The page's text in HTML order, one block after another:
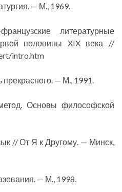
— М., 1969.
литературные
половины XIX века //
intro.htm
прекрасного. — М., 1991.
Основы философской
// От Я к Другому. — Минск,
— М., 1998.